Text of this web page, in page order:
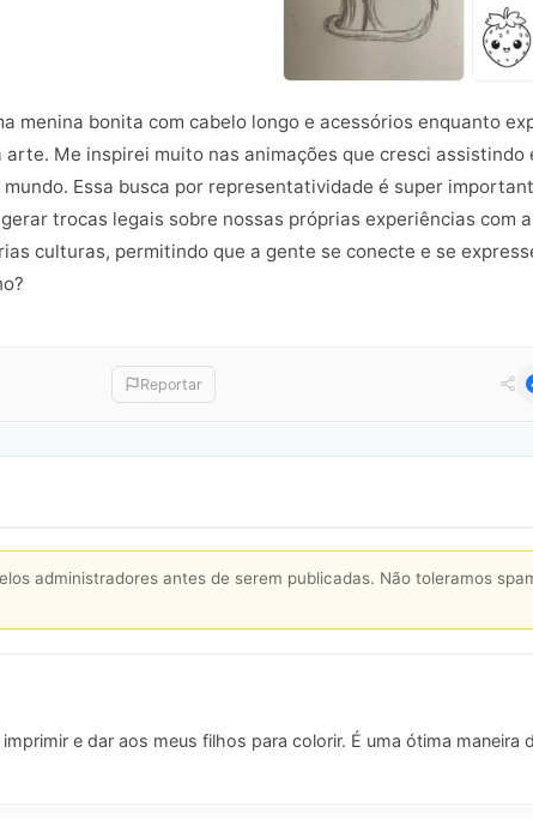
menina bonita com cabelo longo e acessórios enquanto
Me inspirei muito nas animações que cresci assistindo
Essa busca por representatividade é super
trocas legais sobre nossas próprias experiências com
culturas, permitindo que a gente se conecte e se
Reportar
administradores antes de serem publicadas. Não toleramos
e dar aos meus filhos para colorir. É uma ótima maneira